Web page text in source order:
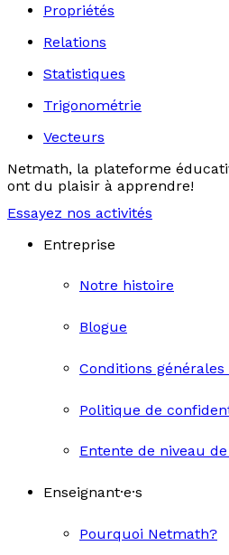
Propriétés
Relations
Statistiques
Trigonométrie
Vecteurs
Netmath, la plateforme
ont du plaisir à apprendre!
Essayez nos activités
Entreprise
Notre histoire
Blogue
Conditions
Politique de
Entente de niveau
Enseignant·e·s
Pourquoi Netmath?